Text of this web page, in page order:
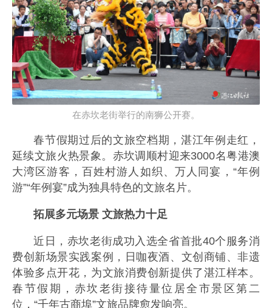
在赤坎老街举行的南狮公开赛。
春节假期过后的文旅空档期，湛江年例走红，
延续文旅火热景象。赤坎调顺村迎来3000名粤港澳
大湾区游客，百姓村游人如织、万人同宴，“年例
游”“年例宴”成为独具特色的文旅名片。
拓展多元场景 文旅热力十足
近日，赤坎老街成功入选全省首批40个服务消
费创新场景实践案例，日咖夜酒、文创商铺、非遗
体验多点开花，为文旅消费创新提供了湛江样本。
春节假期，赤坎老街接待量位居全市景区第二
位，“千年古商埠”文旅品牌愈发响亮。